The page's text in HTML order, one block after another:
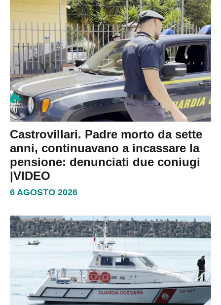
Castrovillari. Padre morto da sette
anni, continuavano a incassare la
pensione: denunciati due coniugi
|VIDEO
6 AGOSTO 2026